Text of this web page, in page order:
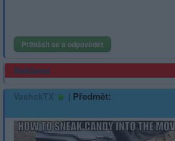
Přihlásit se a odpovědět
Reklama
VashekTX | Předmět: